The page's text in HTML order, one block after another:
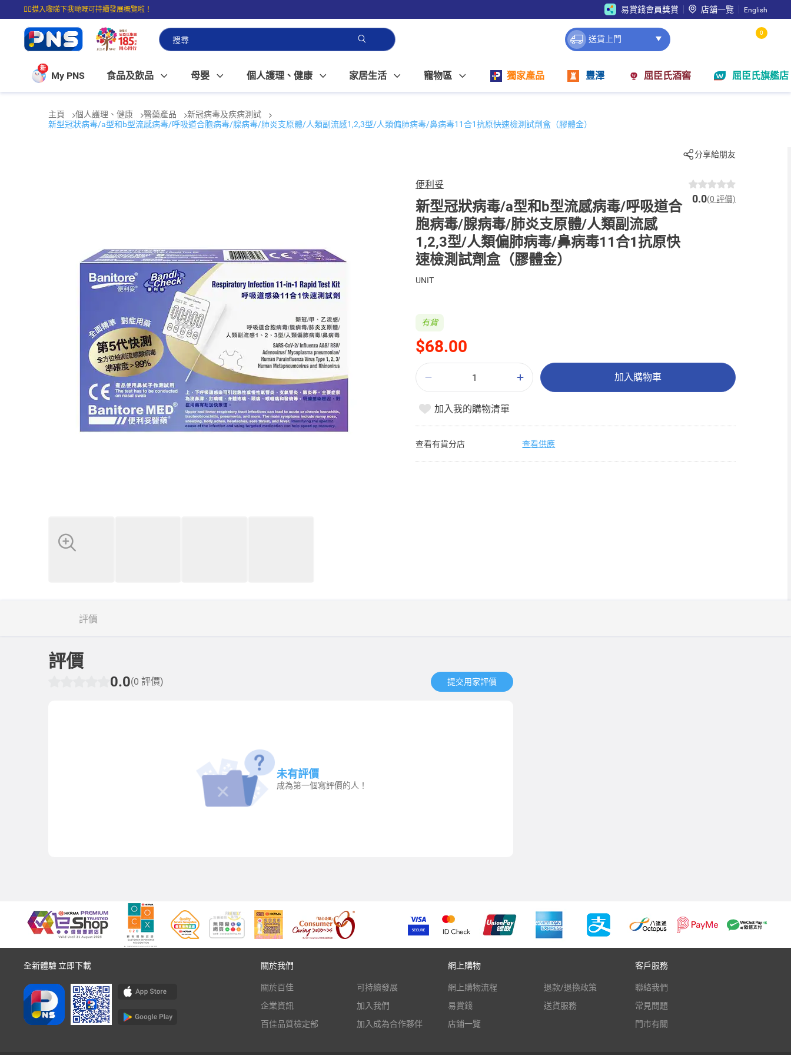
☝🏼㩒入嚟睇下我哋嘅可持續發展概覽啦！
⭐購物滿$399即享免費送貨；滿$100即可免費店取。
易賞錢會員獎賞 店舖一覽 English
送貨上門
0
新
My PNS 食品及飲品 母嬰 個人護理、健康 家居生活 寵物區 獨家產品 豐澤 屈臣氏酒窖 屈臣氏旗艦店
主頁 個人護理、健康 醫藥產品
新冠病毒及疾病測試
新型冠狀病毒/a型和b型流感病毒/呼吸道合胞病毒/腺病毒/肺炎支原體/人類副流感1,2,3型/人類偏肺病毒/鼻病毒11合1抗原快速檢測試劑盒（膠體⾦）
分享給朋友
便利妥
新型冠狀病毒/a型和b型流感病毒/呼吸道合
胞病毒/腺病毒/肺炎支原體/人類副流感
1,2,3型/人類偏肺病毒/鼻病毒11合1抗原快
速檢測試劑盒（膠體⾦）
0.0(0 評價)
UNIT
$68.00
有貨
加入購物車
加入我的購物清單
查看有貨分店 查看供應
評價
評價
0.0(0 評價) 提交用家評價​
未有評價
成為第一個寫評價的人！
全新體驗 立即下載 關於我們
關於百佳
企業資訊
百佳品質檢定部
可持續發展
加入我們
加入成為合作夥伴
網上購物
網上購物流程
易賞錢
店鋪一覽
退款/退換政策
送貨服務
客戶服務
聯絡我們
常見問題
門市有關